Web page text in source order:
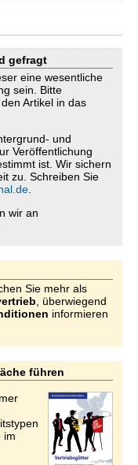
gefragt
eine wesentliche
sein. Bitte
Artikel in das
und
Veröffentlichung
ist. Wir sichern
zu. Schreiben Sie
wir an
Sie mehr als
, überwiegend
informieren
führen
im